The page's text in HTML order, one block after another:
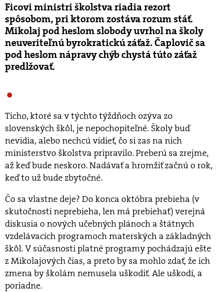
Ficovi ministri školstva riadia rezort
spôsobom, pri ktorom zostáva rozum stáť.
Mikolaj pod heslom slobody uvrhol na školy
neuveriteľnú byrokratickú záťaž. Čaplovič sa
pod heslom nápravy chýb chystá túto záťaž
predlžovať.
Ticho, ktoré sa v týchto týždňoch ozýva zo
slovenských škôl, je nepochopiteľné. Školy buď
nevidia, alebo nechcú vidieť, čo si zas na nich
ministerstvo školstva pripravilo. Preberú sa zrejme,
až keď bude neskoro. Nadávať a hromžiť začnú o rok,
keď to už bude zbytočné.
Čo sa vlastne deje? Do konca októbra prebieha (v
skutočnosti neprebieha, len má prebiehať) verejná
diskusia o nových učebných plánoch a štátnych
vzdelávacích programoch materských a základných
škôl. V súčasnosti platné programy pochádzajú ešte
z Mikolajových čias, a preto by sa mohlo zdať, že ich
zmena by školám nemusela uškodiť. Ale uškodí, a
poriadne.